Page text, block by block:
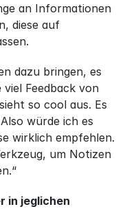
an Informationen
diese auf
dazu bringen, es
Feedback von
so cool aus. Es
würde ich es
wirklich empfehlen.
um Notizen
in jeglichen